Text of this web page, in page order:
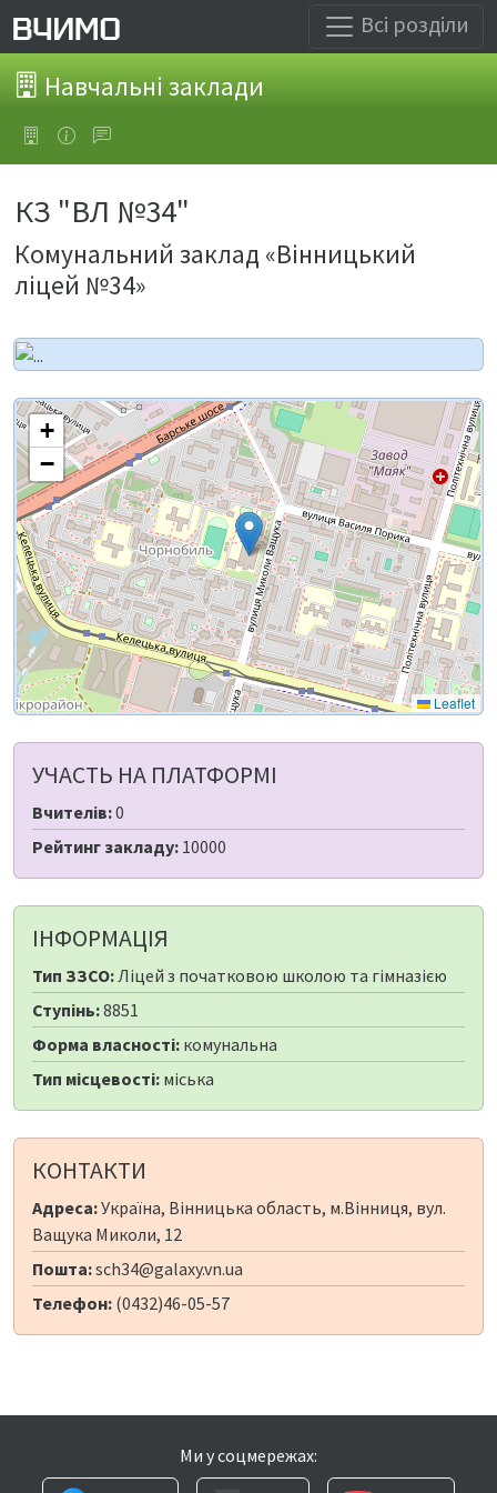
Всі розділи
Навчальні заклади
КЗ "ВЛ №34"
Комунальний заклад «Вінницький
ліцей №34»
+
−
Leaflet
УЧАСТЬ НА ПЛАТФОРМІ
Вчителів:0
Рейтинг закладу: 10000
ІНФОРМАЦІЯ
Тип ЗЗСО:Ліцей з початковою школою та гімназією
Ступінь:8851
Форма власності: комунальна
Тип місцевості: міська
КОНТАКТИ
Адреса:Україна, Вінницька область, м.Вінниця, вул.
Ващука Миколи, 12
Пошта:sch34@galaxy.vn.ua
Телефон: (0432)46-05-57
Ми у соцмережах: